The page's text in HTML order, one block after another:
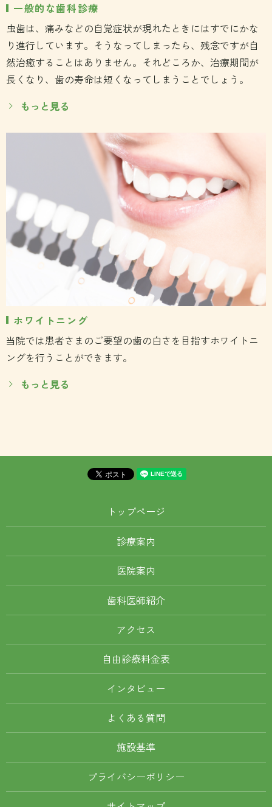
一般的な歯科診療
虫歯は、痛みなどの自覚症状が現れたときにはすでにかな
り進行しています。そうなってしまったら、残念ですが自
然治癒することはありません。それどころか、治療期間が
長くなり、歯の寿命は短くなってしまうことでしょう。
もっと見る
ホワイトニング
当院では患者さまのご要望の歯の白さを目指すホワイトニ
ングを行うことができます。
もっと見る
トップページ
診療案内
医院案内
歯科医師紹介
アクセス
自由診療料金表
インタビュー
よくある質問
施設基準
プライバシーポリシー